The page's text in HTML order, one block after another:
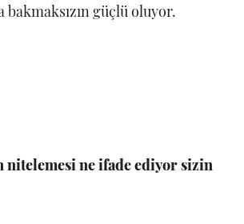
bakmaksızın güçlü oluyor.
nitelemesi ne ifade ediyor sizin